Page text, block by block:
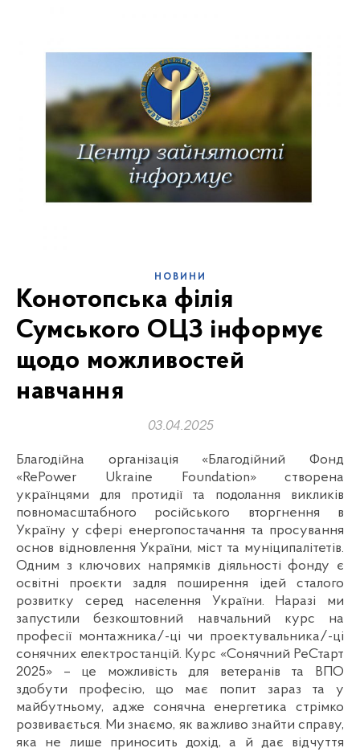
НОВИНИ
Конотопська філія
Сумського ОЦЗ інформує
щодо можливостей
навчання
03.04.2025
Благодійна організація «Благодійний Фонд
«RePower Ukraine Foundation» створена
українцями для протидії та подолання викликів
повномасштабного російського вторгнення в
Україну у сфері енергопостачання та просування
основ відновлення України, міст та муніципалітетів.
Одним з ключових напрямків діяльності фонду є
освітні проєкти задля поширення ідей сталого
розвитку серед населення України. Наразі ми
запустили безкоштовний навчальний курс на
професії монтажника/-ці чи проектувальника/-ці
сонячних електростанцій. Курс «Сонячний РеСтарт
2025» – це можливість для ветеранів та ВПО
здобути професію, що має попит зараз та у
майбутньому, адже сонячна енергетика стрімко
розвивається. Ми знаємо, як важливо знайти справу,
яка не лише приносить дохід, а й дає відчуття